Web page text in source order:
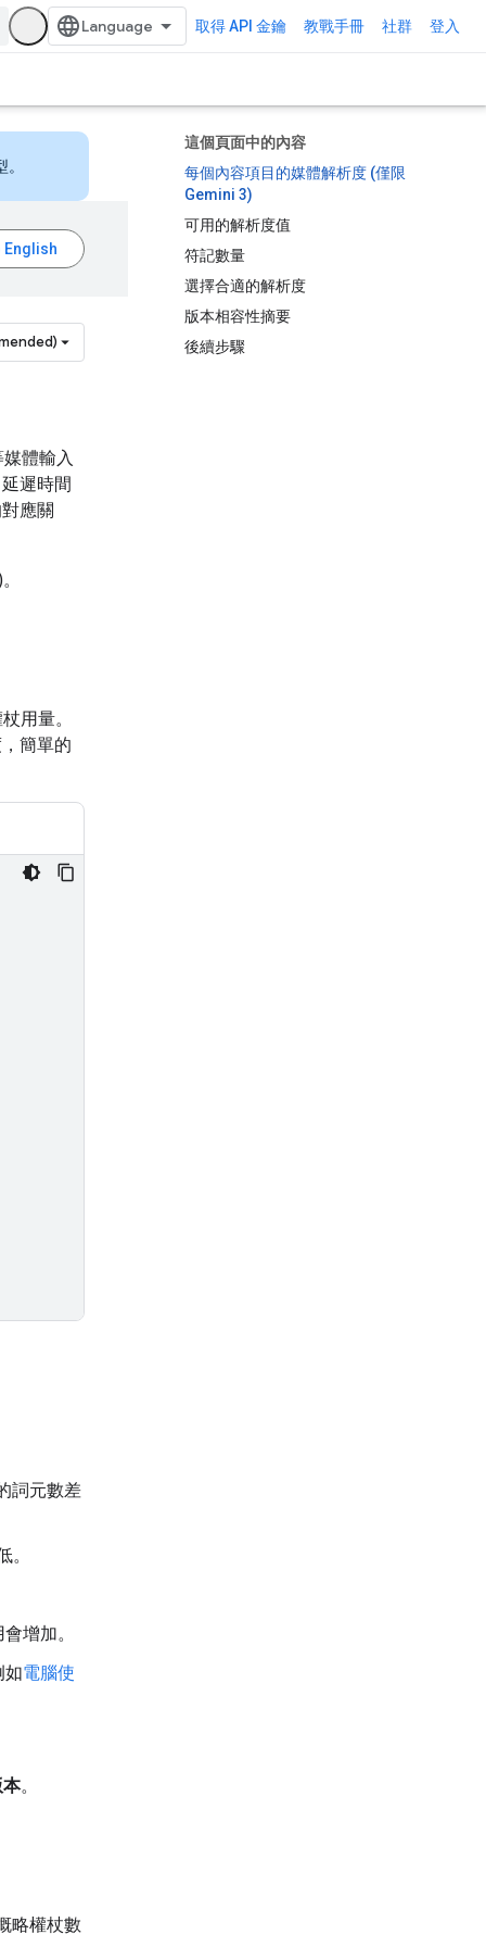
取得 API 金鑰 教戰手冊 社群 登入
這個頁面中的內容
每個內容項目的媒體解析度 (僅限
Gemini 3)
可用的解析度值
符記數量
選擇合適的解析度
版本相容性摘要
後續步驟
體輸入
遲時間
應關
用量。
簡單的
詞元數差
增加。
如電腦使
。
略權杖數